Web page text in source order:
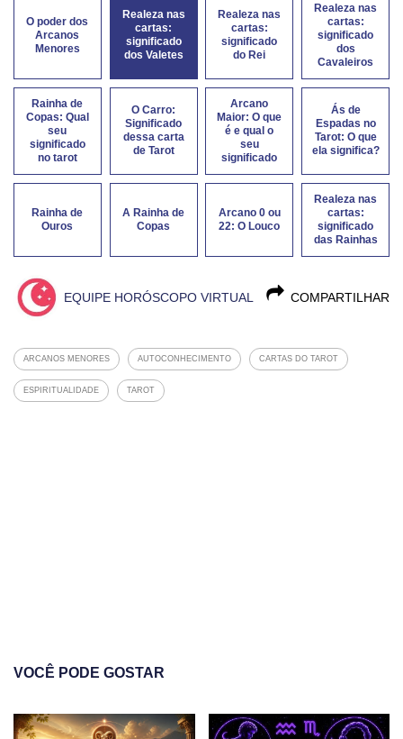
O poder dos
Arcanos
Menores
Realeza nas
cartas:
significado
dos Valetes
Realeza nas
cartas:
significado
do Rei
Realeza nas
cartas:
significado
dos
Cavaleiros
Rainha de
Copas: Qual
seu
significado
no tarot
O Carro:
Significado
dessa carta
de Tarot
Arcano
Maior: O que
é e qual o
seu
significado
Ás de
Espadas no
Tarot: O que
ela significa?
Rainha de
Ouros
A Rainha de
Copas
Arcano 0 ou
22: O Louco
Realeza nas
cartas:
significado
das Rainhas
COMPARTILHAR
EQUIPE HORÓSCOPO VIRTUAL
ARCANOS MENORES AUTOCONHECIMENTO CARTAS DO TAROT
ESPIRITUALIDADE TAROT
VOCÊ PODE GOSTAR